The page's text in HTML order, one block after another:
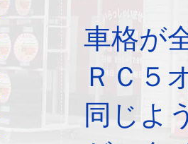
車格が
ＲＣ５
同じよ